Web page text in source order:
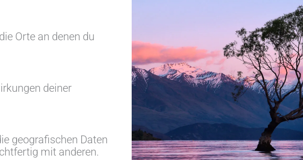
Orte an denen du
deiner
geografischen Daten
mit anderen.